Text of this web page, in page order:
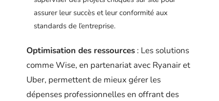
assurer leur succès et leur conformité aux
standards de l’entreprise.
Optimisation des ressources : Les solutions
comme Wise, en partenariat avec Ryanair et
Uber, permettent de mieux gérer les
dépenses professionnelles en offrant des